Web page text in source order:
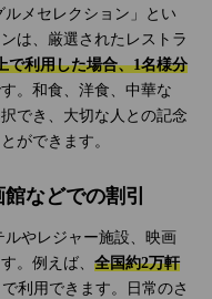
メセレクション」とい
は、厳選されたレストラ
で利用した場合、1名様分
。和食、洋食、中華な
でき、大切な人との記念
ができます。
などでの割引
やレジャー施設、映画
。例えば、 全国約2万軒
利用できます。日常のさ